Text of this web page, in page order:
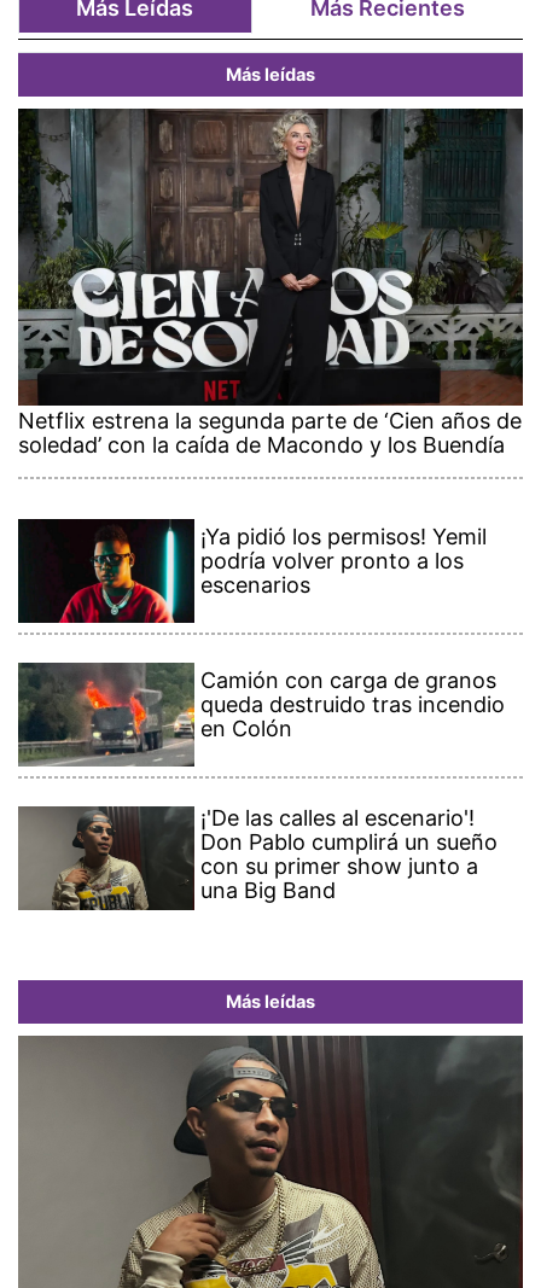
Más Leídas Más Recientes
Más leídas
Netflix estrena la segunda parte de ‘Cien años de
soledad’ con la caída de Macondo y los Buendía
¡Ya pidió los permisos! Yemil
podría volver pronto a los
escenarios
Camión con carga de granos
queda destruido tras incendio
en Colón
¡'De las calles al escenario'!
Don Pablo cumplirá un sueño
con su primer show junto a
una Big Band
Más leídas